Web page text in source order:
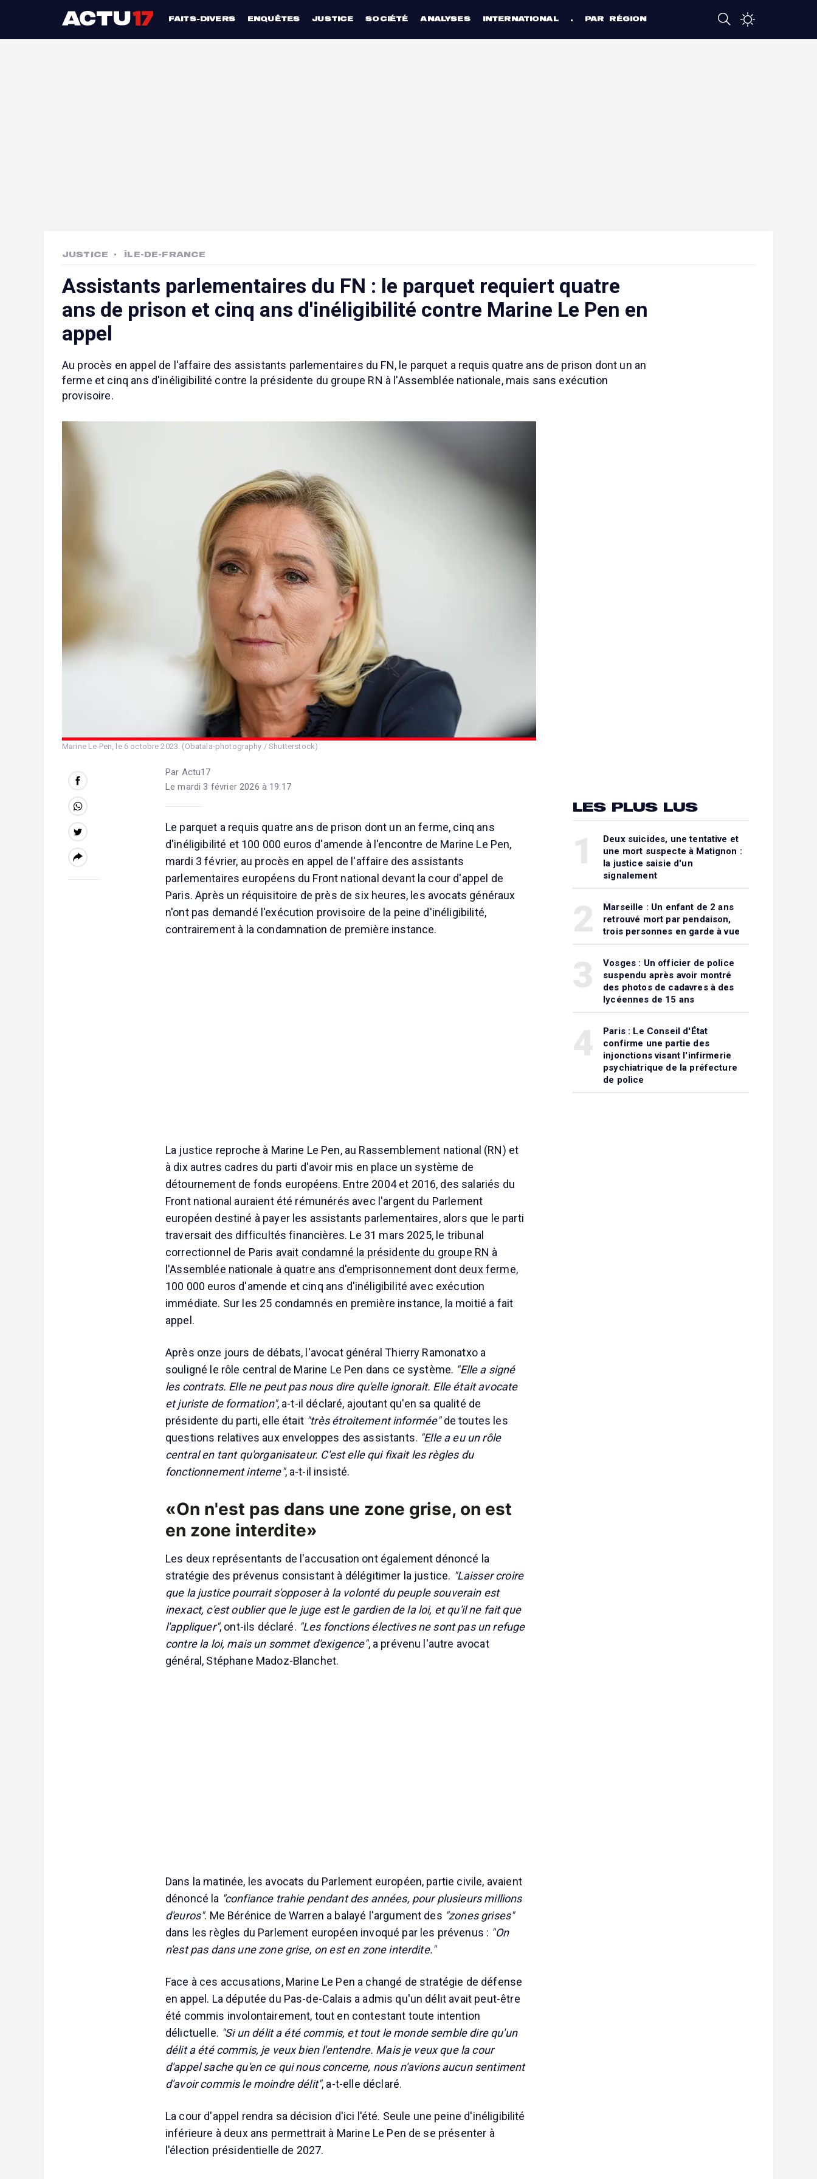
FAITS-DIVERS ENQUÊTES JUSTICE SOCIÉTÉ ANALYSES INTERNATIONAL PAR RÉGION
JUSTICE ÎLE-DE-FRANCE
Assistants parlementaires du FN : le parquet requiert quatre
ans de prison et cinq ans d'inéligibilité contre Marine Le Pen en
appel
Au procès en appel de l'affaire des assistants parlementaires du FN, le parquet a requis quatre ans de prison dont un an
ferme et cinq ans d'inéligibilité contre la présidente du groupe RN à l'Assemblée nationale, mais sans exécution
provisoire.
Marine Le Pen, le 6 octobre 2023. (Obatala-photography / Shutterstock)
Par Actu17
Le mardi 3 février 2026 à 19:17
Le parquet a requis quatre ans de prison dont un an ferme, cinq ans
d'inéligibilité et 100 000 euros d'amende à l'encontre de Marine Le Pen,
mardi 3 février, au procès en appel de l'affaire des assistants
parlementaires européens du Front national devant la cour d'appel de
Paris. Après un réquisitoire de près de six heures, les avocats généraux
n'ont pas demandé l'exécution provisoire de la peine d'inéligibilité,
contrairement à la condamnation de première instance.
La justice reproche à Marine Le Pen, au Rassemblement national (RN) et
à dix autres cadres du parti d'avoir mis en place un système de
détournement de fonds européens. Entre 2004 et 2016, des salariés du
Front national auraient été rémunérés avec l'argent du Parlement
européen destiné à payer les assistants parlementaires, alors que le parti
traversait des difficultés financières. Le 31 mars 2025, le tribunal
correctionnel de Paris avait condamné la présidente du groupe RN à
l'Assemblée nationale à quatre ans d'emprisonnement dont deux ferme,
100 000 euros d'amende et cinq ans d'inéligibilité avec exécution
immédiate. Sur les 25 condamnés en première instance, la moitié a fait
appel.
Après onze jours de débats, l'avocat général Thierry Ramonatxo a
souligné le rôle central de Marine Le Pen dans ce système. "Elle a signé
les contrats. Elle ne peut pas nous dire qu'elle ignorait. Elle était avocate
et juriste de formation", a-t-il déclaré, ajoutant qu'en sa qualité de
présidente du parti, elle était "très étroitement informée"de toutes les
questions relatives aux enveloppes des assistants. "Elle a eu un rôle
central en tant qu'organisateur. C'est elle qui fixait les règles du
fonctionnement interne", a-t-il insisté.
«On n'est pas dans une zone grise, on est
en zone interdite»
Les deux représentants de l'accusation ont également dénoncé la
stratégie des prévenus consistant à délégitimer la justice. "Laisser croire
que la justice pourrait s'opposer à la volonté du peuple souverain est
inexact, c'est oublier que le juge est le gardien de la loi, et qu'il ne fait que
l'appliquer", ont-ils déclaré. "Les fonctions électives ne sont pas un refuge
contre la loi, mais un sommet d'exigence", a prévenu l'autre avocat
général, Stéphane Madoz-Blanchet.
Dans la matinée, les avocats du Parlement européen, partie civile, avaient
dénoncé la "confiance trahie pendant des années, pour plusieurs millions
d'euros". Me Bérénice de Warren a balayé l'argument des "zones grises"
dans les règles du Parlement européen invoqué par les prévenus : "On
n'est pas dans une zone grise, on est en zone interdite."
Face à ces accusations, Marine Le Pen a changé de stratégie de défense
en appel. La députée du Pas-de-Calais a admis qu'un délit avait peut-être
été commis involontairement, tout en contestant toute intention
délictuelle. "Si un délit a été commis, et tout le monde semble dire qu'un
délit a été commis, je veux bien l'entendre. Mais je veux que la cour
d'appel sache qu'en ce qui nous concerne, nous n'avions aucun sentiment
d'avoir commis le moindre délit", a-t-elle déclaré.
La cour d'appel rendra sa décision d'ici l'été. Seule une peine d'inéligibilité
inférieure à deux ans permettrait à Marine Le Pen de se présenter à
l'élection présidentielle de 2027.
LES PLUS LUS
Deux suicides, une tentative et
une mort suspecte à Matignon :
la justice saisie d'un
signalement
Marseille : Un enfant de 2 ans
retrouvé mort par pendaison,
trois personnes en garde à vue
Vosges : Un officier de police
suspendu après avoir montré
des photos de cadavres à des
lycéennes de 15 ans
Paris : Le Conseil d'État
confirme une partie des
injonctions visant l'infirmerie
psychiatrique de la préfecture
de police